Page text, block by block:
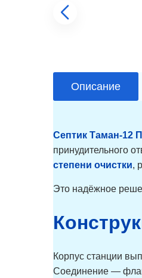
Описание
Септик Таман-12
принудительного
степени очистки,
Это надёжное
Корпус станции
Соединение —